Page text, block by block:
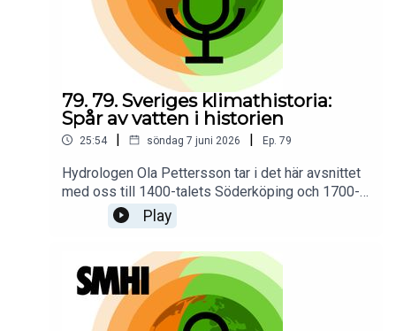
Vad tycker du om SMHI-podden? Hjälp oss att förbättra
podden genom att besvara en enkät med 10 frågor.
enkäten...79. 79. Sveriges klimathistoria:
Spår av vatten i historien
25:54 | söndag 7 juni 2026 | Ep. 79
Hydrologen Ola Pettersson tar i det här avsnittet
med oss till 1400-talets Söderköping och 1700-
talets Södertälje. Genom två historiska händelser
visar han hur vatten kan forma både landskap och
människor genom tiderna har levt med, anpassat
sig till och försökt kontrollera
vattnet.Programledare för poddserien Sveriges
klimathistoria är Priya Eklund.
Play